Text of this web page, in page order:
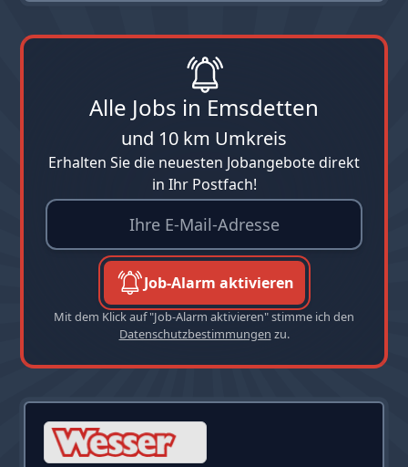
Alle Jobs in Emsdetten
und 10 km Umkreis
Erhalten Sie die neuesten Jobangebote direkt
in Ihr Postfach!
Job-Alarm aktivieren
Mit dem Klick auf "Job-Alarm aktivieren" stimme ich den
Datenschutzbestimmungen zu.